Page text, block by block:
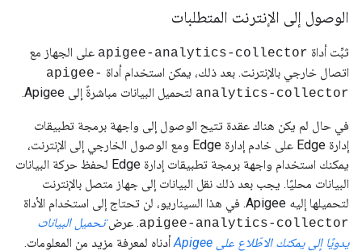
الوصول إلى الإنترنت المتطلبات
ثبِّت أداة apigee-analytics-collector على الجهاز مع
اتصال خارجي بالإنترنت. بعد ذلك، يمكن استخدام أداة apigee-
analytics-collector لتحميل البيانات مباشرةً إلى Apigee.
في حال لم يكن هناك عقدة تتيح الوصول إلى واجهة برمجة تطبيقات
إدارة Edge على خادم إدارة Edge ومع الوصول الخارجي إلى الإنترنت،
يمكنك استخدام واجهة برمجة تطبيقات إدارة Edge لحفظ حركة البيانات
البيانات محليًا. يجب بعد ذلك نقل البيانات إلى جهاز متصل بالإنترنت
لتحميلها إليه Apigee. في هذا السيناريو، لن تحتاج إلى استخدام الأداة
apigee-analytics-collector. عرضتحميل البيانات
يدويًا إلى يمكنك الاطّلاع على Apigee
أدناه لمعرفة مزيد من المعلومات.